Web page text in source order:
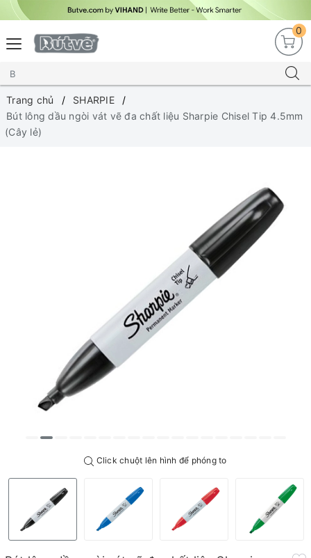
0
Trang chủ
SHARPIE
Bút lông dầu ngòi vát vẽ đa chất liệu Sharpie Chisel Tip 4.5mm
(Cây lẻ)
Click chuột lên hình để phóng to